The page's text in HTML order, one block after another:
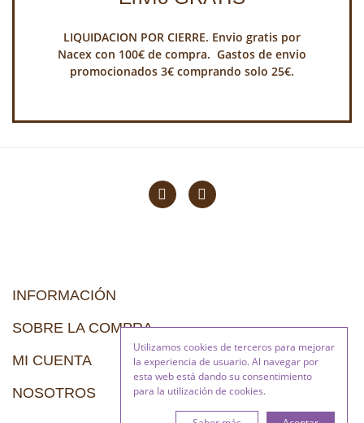
Utilizamos cookies de terceros para mejorar
la experiencia de usuario. Al navegar por
esta web está dando su consentimiento
para la utilización de cookies.
LIQUIDACION POR CIERRE. Envio gratis por
Nacex con 100€ de compra. Gastos de envio
promocionados 3€ comprando solo 25€.
INFORMACIÓN
SOBRE LA COMPRA
MI CUENTA
NOSOTROS